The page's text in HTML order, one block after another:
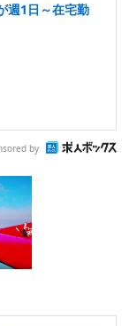
週1日～在宅勤
by